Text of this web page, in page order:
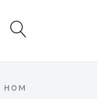
ном